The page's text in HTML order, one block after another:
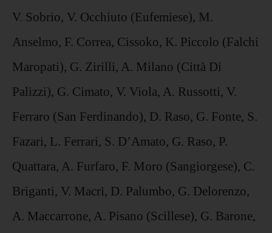
V. Sobrio, V. Occhiuto (Eufemiese), M.
Anselmo, F. Correa, Cissoko, K. Piccolo (Falchi
Maropati), G. Zirilli, A. Milano (Città Di
Palizzi), G. Cimato, V. Viola, A. Russotti, V.
Ferraro (San Ferdinando), D. Raso, G. Fonte, S.
Fazari, L. Ferrari, S. D’Amato, G. Raso, P.
Quattara, A. Furfaro, F. Moro (Sangiorgese), C.
Briganti, V. Macrì, D. Palumbo, G. Delorenzo,
A. Maccarrone, A. Pisano (Scillese), G. Barone,